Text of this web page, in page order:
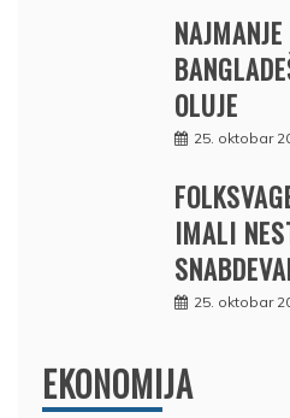
OLUJE
25. oktobar
IMALI
25. oktobar
EKONOMIJA